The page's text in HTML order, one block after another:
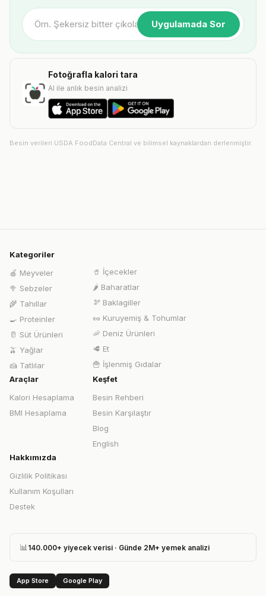
Uygulamada Sor
Fotoğrafla kalori tara
AI ile anlık besin analizi
Besin verileri USDA FoodData Central ve bilimsel kaynaklardan derlenmiştir.
Kategoriler
🍎 Meyveler
🥦 Sebzeler
🌾 Tahıllar
🍳 Proteinler
🥛 Süt Ürünleri
🫒 Yağlar
🍰 Tatlılar
🥤 İçecekler
🌶️ Baharatlar
🫘 Baklagiller
🥜 Kuruyemiş & Tohumlar
🦐 Deniz Ürünleri
🥩 Et
🍟 İşlenmiş Gıdalar
Araçlar
Kalori Hesaplama
BMI Hesaplama
Keşfet
Besin Rehberi
Besin Karşılaştır
Blog
English
Hakkımızda
Gizlilik Politikası
Kullanım Koşulları
Destek
📊 140.000+ yiyecek verisi · Günde 2M+ yemek analizi
App Store Google Play